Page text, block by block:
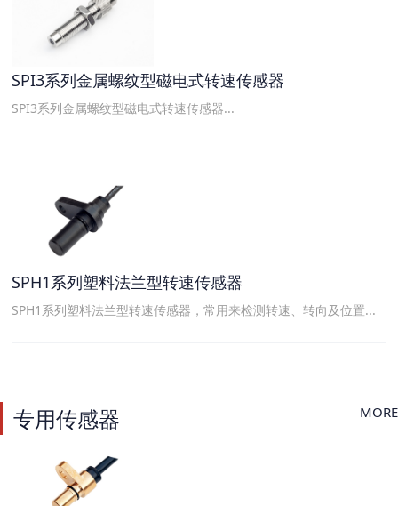
SPI3系列金属螺纹型磁电式转速传感器
SPI3系列金属螺纹型磁电式转速传感器...
SPH1系列塑料法兰型转速传感器
SPH1系列塑料法兰型转速传感器，常用来检测转速、转向及位置...
专用传感器 MORE